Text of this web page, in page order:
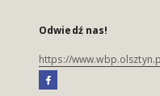
Odwiedź nas!
https://